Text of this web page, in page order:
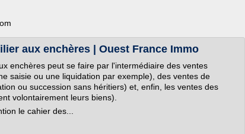
aux enchères | Ouest France Immo
enchères peut se faire par l'intermédiaire des ventes
saisie ou une liquidation par exemple), des ventes de
ou succession sans héritiers) et, enfin, les ventes des
volontairement leurs biens).
le cahier des...